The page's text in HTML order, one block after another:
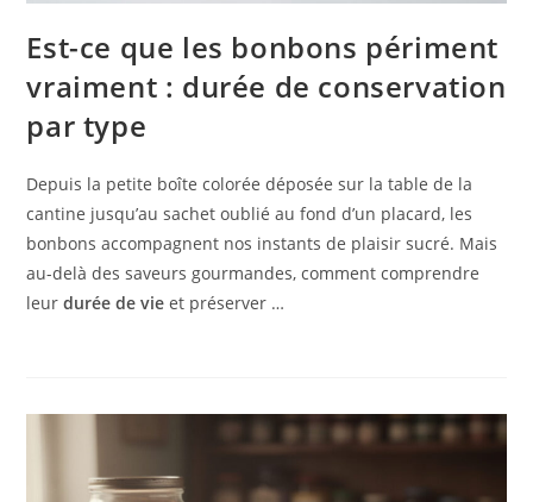
Est-ce que les bonbons périment
vraiment : durée de conservation
par type
Depuis la petite boîte colorée déposée sur la table de la
cantine jusqu’au sachet oublié au fond d’un placard, les
bonbons accompagnent nos instants de plaisir sucré. Mais
au-delà des saveurs gourmandes, comment comprendre
leurdurée de vie et préserver …